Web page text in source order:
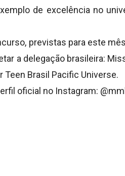
de excelência no
previstas para este
a delegação brasileira:
Brasil Pacific Universe.
oficial no Instagram: